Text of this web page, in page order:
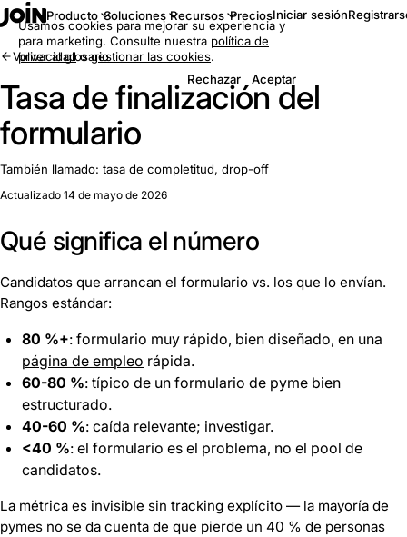
Producto Soluciones Recursos PreciosIniciar sesión
Volver al glosario
Tasa de finalización del
formulario
También llamado: tasa de completitud, drop-off
Actualizado 14 de mayo de 2026
Qué significa el número
Candidatos que arrancan el formulario vs. los que lo envían.
Rangos estándar:
80 %+: formulario muy rápido, bien diseñado, en una
página de empleo rápida.
60-80 %: típico de un formulario de pyme bien
estructurado.
40-60 %: caída relevante; investigar.
<40 %: el formulario es el problema, no el pool de
candidatos.
La métrica es invisible sin tracking explícito — la mayoría de
pymes no se da cuenta de que pierde un 40 % de personas
Usamos cookies para mejorar su experiencia y
para marketing. Consulte nuestra política de
privacidadogestionar las cookies.
Rechazar
Aceptar